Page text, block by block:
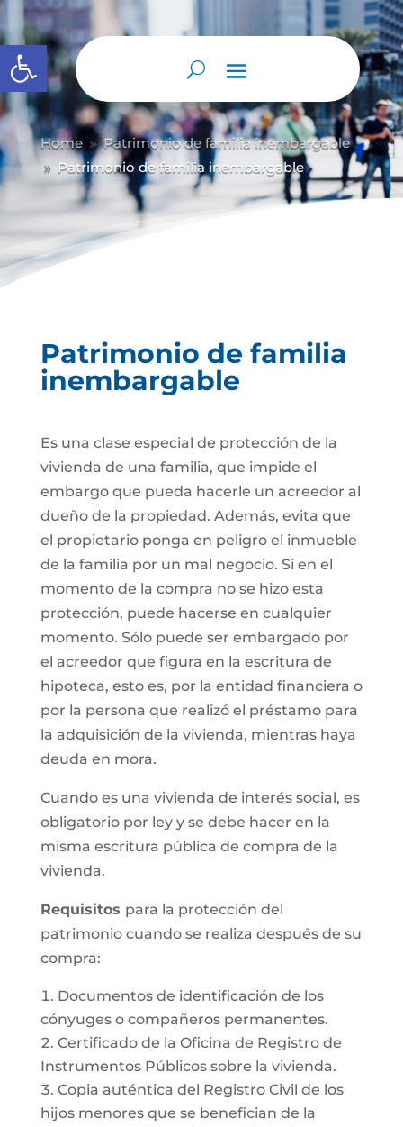
Abrir barra de herramientas
Home 9 Patrimonio de familia inembargable
9 Patrimonio de familia inembargable
Patrimonio de familia
inembargable
Es una clase especial de protección de la
vivienda de una familia, que impide el
embargo que pueda hacerle un acreedor al
dueño de la propiedad. Además, evita que
el propietario ponga en peligro el inmueble
de la familia por un mal negocio. Si en el
momento de la compra no se hizo esta
protección, puede hacerse en cualquier
momento. Sólo puede ser embargado por
el acreedor que figura en la escritura de
hipoteca, esto es, por la entidad financiera o
por la persona que realizó el préstamo para
la adquisición de la vivienda, mientras haya
deuda en mora.
Cuando es una vivienda de interés social, es
obligatorio por ley y se debe hacer en la
misma escritura pública de compra de la
vivienda.
Requisitos para la protección del
patrimonio cuando se realiza después de su
compra:
Documentos de identificación de los
cónyuges o compañeros permanentes.
Certificado de la Oficina de Registro de
Instrumentos Públicos sobre la vivienda.
Copia auténtica del Registro Civil de los
hijos menores que se benefician de la